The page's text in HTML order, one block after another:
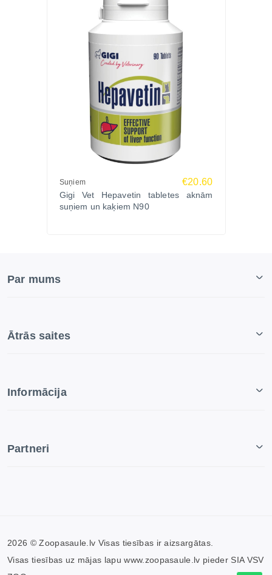
Suņiem €20.60
Gigi Vet Hepavetin tabletes aknām
suņiem un kaķiem N90
Par mums
Ātrās saites
Informācija
Partneri
2026 © Zoopasaule.lv Visas tiesības ir aizsargātas.
Visas tiesības uz mājas lapu www.zoopasaule.lv pieder SIA VSV